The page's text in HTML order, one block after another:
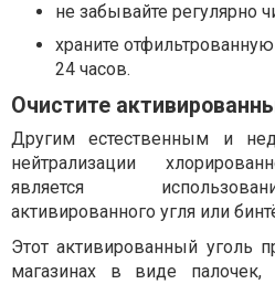
не забывайте регулярно
храните
24 часов.
Очистите
Другим естественным и
нейтрализации
является
активированного угля или
Этот активированный уголь
магазинах в виде